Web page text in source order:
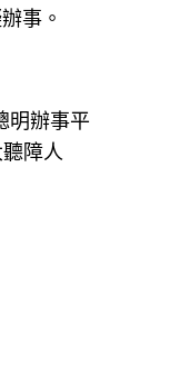
事。
明辦事平
障人